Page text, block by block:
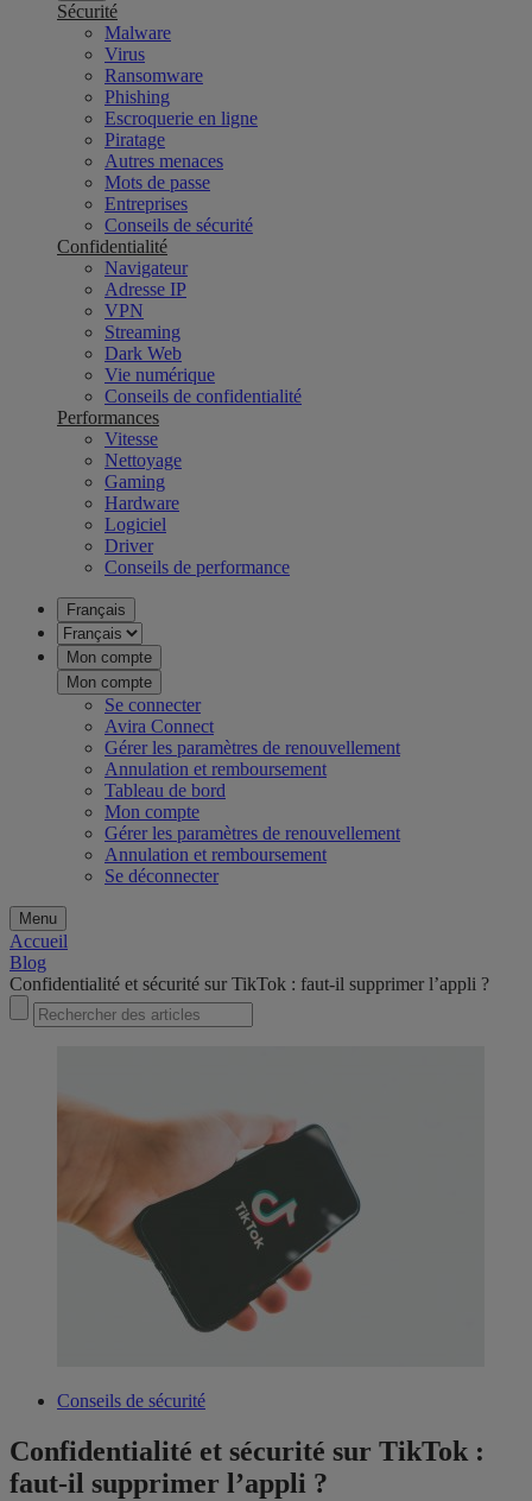
Sécurité
Malware
Virus
Ransomware
Phishing
Escroquerie en ligne
Piratage
Autres menaces
Mots de passe
Entreprises
Conseils de sécurité
Confidentialité
Navigateur
Adresse IP
VPN
Streaming
Dark Web
Vie numérique
Conseils de confidentialité
Performances
Vitesse
Nettoyage
Gaming
Hardware
Logiciel
Driver
Conseils de performance
Français
Mon compte
Mon compte
Se connecter
Avira Connect
Gérer les paramètres de renouvellement
Annulation et remboursement
Tableau de bord
Mon compte
Gérer les paramètres de renouvellement
Annulation et remboursement
Se déconnecter
Menu
Accueil
Blog
Confidentialité et sécurité sur TikTok : faut-il supprimer l’appli ?
Conseils de sécurité
Confidentialité et sécurité sur TikTok :
faut-il supprimer l’appli ?